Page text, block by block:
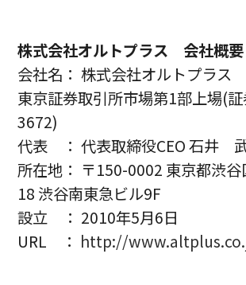
株式会社オルトプラス 会社概要
会社名： 株式会社オルトプラス
東京証券取引所市場第1部上場(証
3672)
代表 ： 代表取締役CEO 石井
所在地： 〒150-0002 東京都渋
18 渋谷南東急ビル9F
設立 ： 2010年5月6日
URL ： http://